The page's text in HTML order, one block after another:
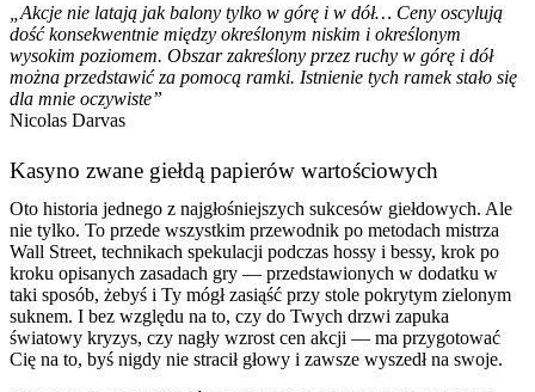
„Akcje nie latają jak balony tylko w górę i w dół… Ceny oscylują
dość konsekwentnie między określonym niskim i określonym
wysokim poziomem. Obszar zakreślony przez ruchy w górę i dół
można przedstawić za pomocą ramki. Istnienie tych ramek stało się
dla mnie oczywiste”
Nicolas Darvas
Kasyno zwane giełdą papierów wartościowych
Oto historia jednego z najgłośniejszych sukcesów giełdowych. Ale
nie tylko. To przede wszystkim przewodnik po metodach mistrza
Wall Street, technikach spekulacji podczas hossy i bessy, krok po
kroku opisanych zasadach gry — przedstawionych w dodatku w
taki sposób, żebyś i Ty mógł zasiąść przy stole pokrytym zielonym
suknem. I bez względu na to, czy do Twych drzwi zapuka
światowy kryzys, czy nagły wzrost cen akcji — ma przygotować
Cię na to, byś nigdy nie stracił głowy i zawsze wyszedł na swoje.